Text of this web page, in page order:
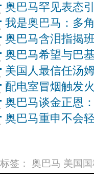
奥巴马罕见表态
我是奥巴马：多
奥巴马含泪指揭
奥巴马希望与巴
美国人最信任汤
配电室冒烟触发
奥巴马谈金正恩
奥巴马重申不会
标签： 奥巴马 美国